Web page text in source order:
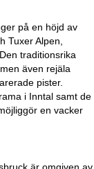
på en höjd av
Tuxer Alpen,
traditionsrika
även rejäla
pister.
i Inntal samt de
en vacker